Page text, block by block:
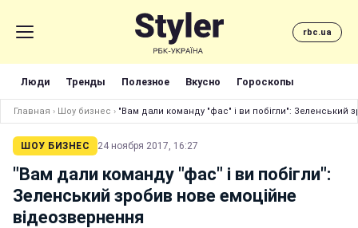
rbc.ua
Люди Тренды Полезное Вкусно Гороскопы
Главная › Шоу бизнес › "Вам дали команду "фас" і ви побігли": Зеленський
ШОУ БИЗНЕС 24 ноября 2017, 16:27
"Вам дали команду "фас" і ви побігли":
Зеленський зробив нове емоційне
відеозвернення